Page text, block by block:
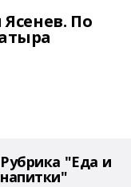
По
Рубрика "Еда и
напитки"